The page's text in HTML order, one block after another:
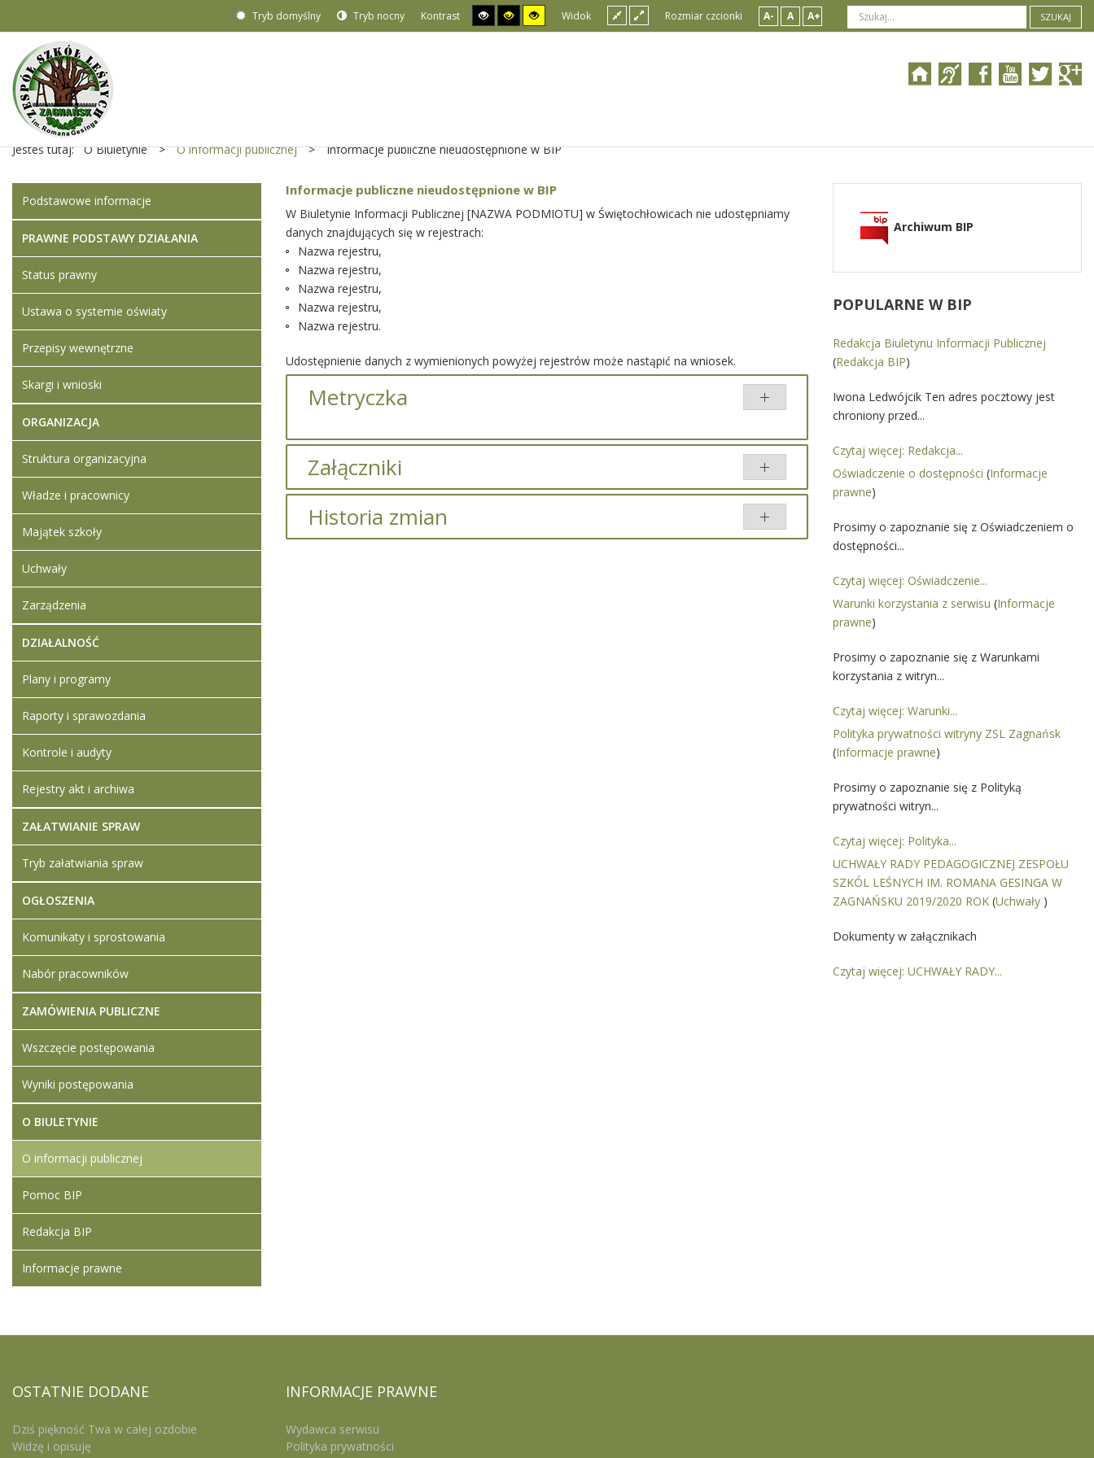
Tryb domyślny Tryb nocny Kontrast Widok Rozmiar czcionki A- A A+ SZUKAJ
Jesteś tutaj: O Biuletynie > O informacji publicznej > Informacje publiczne nieudostępnione w BIP
Informacje publiczne nieudostępnione w BIP
W Biuletynie Informacji Publicznej [NAZWA PODMIOTU] w Świętochłowicach nie udostępniamy
danych znajdujących się w rejestrach:
Nazwa rejestru,
Nazwa rejestru,
Nazwa rejestru,
Nazwa rejestru,
Nazwa rejestru.
Udostępnienie danych z wymienionych powyżej rejestrów może nastąpić na wniosek.
Metryczka
Załączniki
Brak załączników.
Historia zmian
Podstawowe informacje
PRAWNE PODSTAWY DZIAŁANIA
Status prawny
Ustawa o systemie oświaty
Przepisy wewnętrzne
Skargi i wnioski
ORGANIZACJA
Struktura organizacyjna
Władze i pracownicy
Majątek szkoły
Uchwały
Zarządzenia
DZIAŁALNOŚĆ
Plany i programy
Raporty i sprawozdania
Kontrole i audyty
Rejestry akt i archiwa
ZAŁATWIANIE SPRAW
Tryb załatwiania spraw
OGŁOSZENIA
Komunikaty i sprostowania
Nabór pracowników
ZAMÓWIENIA PUBLICZNE
Wszczęcie postępowania
Wyniki postępowania
O BIULETYNIE
O informacji publicznej
Pomoc BIP
Redakcja BIP
Informacje prawne
Archiwum BIP
POPULARNE W BIP
Redakcja Biuletynu Informacji Publicznej
(Redakcja BIP)
Iwona Ledwójcik Ten adres pocztowy jest
chroniony przed...
Czytaj więcej: Redakcja...
Oświadczenie o dostępności (Informacje
prawne)
Prosimy o zapoznanie się z Oświadczeniem o
dostępności...
Czytaj więcej: Oświadczenie...
Warunki korzystania z serwisu (Informacje
prawne)
Prosimy o zapoznanie się z Warunkami
korzystania z witryn...
Czytaj więcej: Warunki...
Polityka prywatności witryny ZSL Zagnańsk
(Informacje prawne)
Prosimy o zapoznanie się z Polityką
prywatności witryn...
Czytaj więcej: Polityka...
UCHWAŁY RADY PEDAGOGICZNEJ ZESPOŁU
SZKÓL LEŚNYCH IM. ROMANA GESINGA W
ZAGNAŃSKU 2019/2020 ROK (Uchwały )
Dokumenty w załącznikach
Czytaj więcej: UCHWAŁY RADY...
OSTATNIE DODANE
Dziś piękność Twa w całej ozdobie
Widzę i opisuję
INFORMACJE PRAWNE
Wydawca serwisu
Polityka prywatności